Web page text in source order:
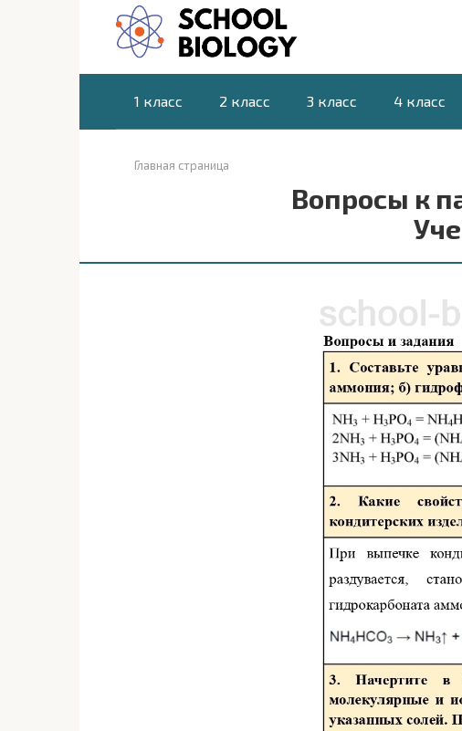
1 класс 2 класс 3 класс 4 класс
Главная страница
Вопросы к